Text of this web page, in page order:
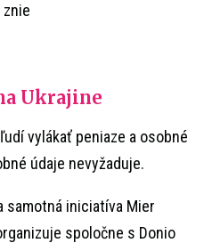
Ukrajine
vylákať peniaze a osobné
údaje nevyžaduje.
samotná iniciatíva Mier
spoločne s Donio